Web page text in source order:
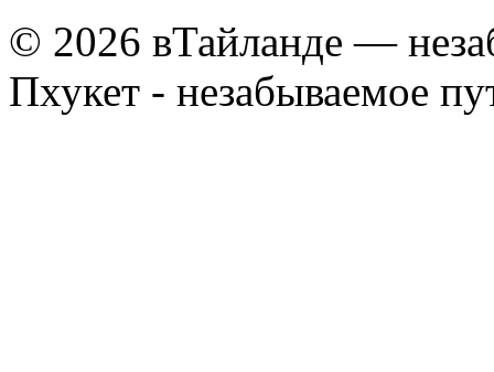
© 2026 вТайланде —
Пхукет - незабываемое